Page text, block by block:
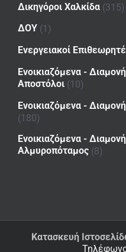
Δικηγόροι Χαλκίδα (315)
ΔΟΥ (1)
Ενεργειακοί
Ενοικιαζόμενα -
Αποστόλοι (10)
Ενοικιαζόμενα -
(180)
Ενοικιαζόμενα -
Αλμυροπόταμος (8)
Κατασκευή